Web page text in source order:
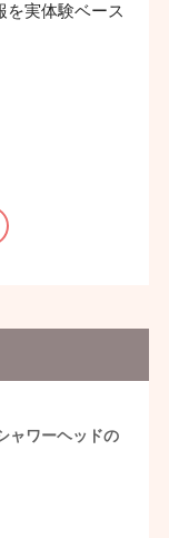
を実体験ベース
ャワーヘッドの